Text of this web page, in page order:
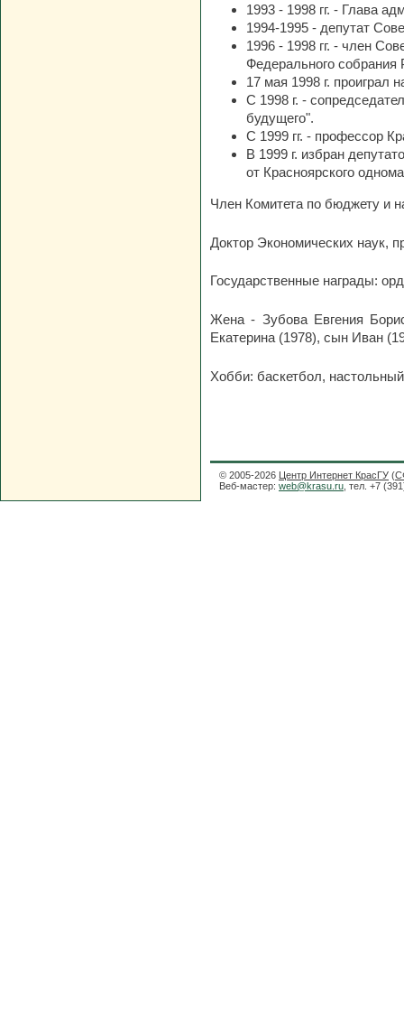
1993 - 1998 гг. - Глава
1994-1995 - депутат
1996 - 1998 гг. - член
Федерального
17 мая 1998 г. проиграл
С 1998 г. -
будущего".
С 1999 гг. - профессор
В 1999 г. избран
от Красноярского
Член Комитета по бюджету и
Доктор Экономических наук,
Государственные награды:
Жена - Зубова Евгения
Екатерина (1978), сын Иван
Хобби: баскетбол,
© 2005-2026 Центр Интернет КрасГУ (
Веб-мастер: web@krasu.ru , тел. +7